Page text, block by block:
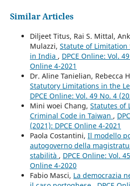
Similar Articles
Diljeet Titus, Rai S. Mittal,
Mulazzi, Statute of
in India , DPCE Online: Vol.
Online 4-2021
Dr. Aline Tanielian, Rebecca
Statutory Limitations in the
DPCE Online: Vol. 49 No. 4
Mini woei Chang, Statutes of
Criminal Code in Taiwan ,
(2021): DPCE Online 4-2021
Paola Costantini, Il modello
autogoverno della
stabilità , DPCE Online: Vol.
Online 4-2020
Fabio Masci, La democrazia